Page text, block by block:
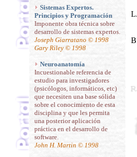
Sistemas Expertos.
Principios y Programación
Imponente obra técnica sobre
desarrollo de sistemas expertos.
Joseph Giarratano © 1998
Gary Riley © 1998
Neuroanatomía
Incuestionable referencia de
estudio para investigadores
(psicólogos, informáticos, etc)
que necesiten una base sólida
sobre el conocimiento de esta
disciplina y que les permita
una posterior aplicación
práctica en el desarrollo de
software.
John H. Martin © 1998